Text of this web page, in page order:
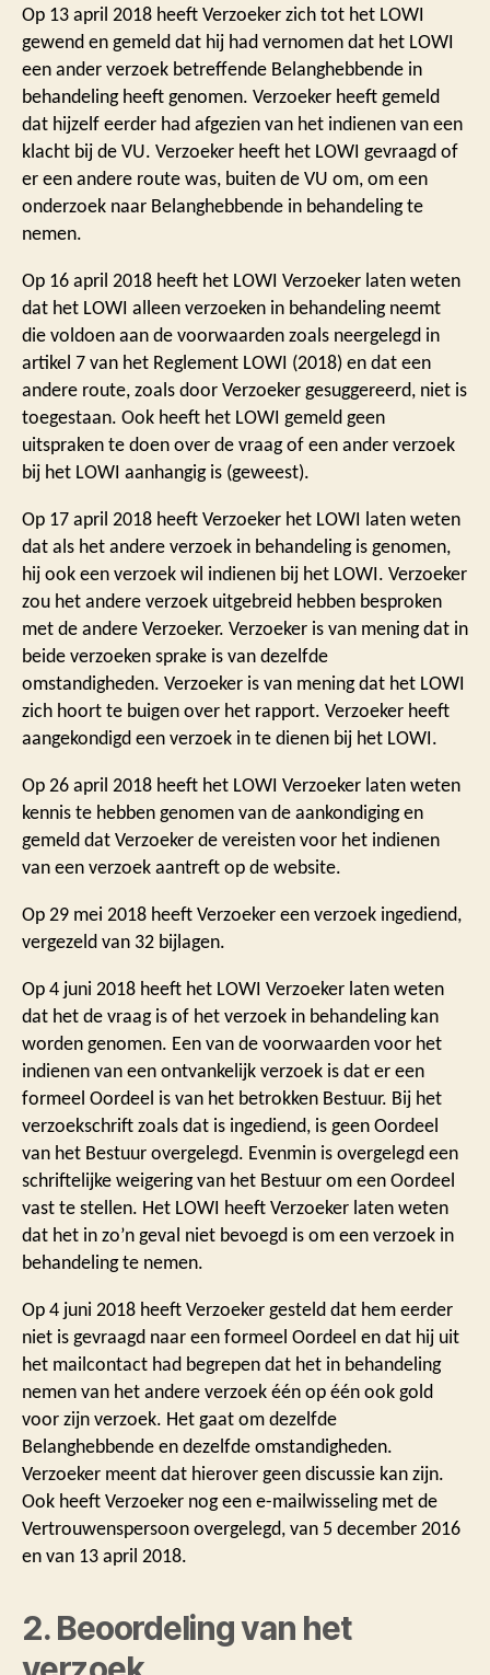
Op 13 april 2018 heeft Verzoeker zich tot het LOWI
gewend en gemeld dat hij had vernomen dat het LOWI
een ander verzoek betreffende Belanghebbende in
behandeling heeft genomen. Verzoeker heeft gemeld
dat hijzelf eerder had afgezien van het indienen van een
klacht bij de VU. Verzoeker heeft het LOWI gevraagd of
er een andere route was, buiten de VU om, om een
onderzoek naar Belanghebbende in behandeling te
nemen.
Op 16 april 2018 heeft het LOWI Verzoeker laten weten
dat het LOWI alleen verzoeken in behandeling neemt
die voldoen aan de voorwaarden zoals neergelegd in
artikel 7 van het Reglement LOWI (2018) en dat een
andere route, zoals door Verzoeker gesuggereerd, niet is
toegestaan. Ook heeft het LOWI gemeld geen
uitspraken te doen over de vraag of een ander verzoek
bij het LOWI aanhangig is (geweest).
Op 17 april 2018 heeft Verzoeker het LOWI laten weten
dat als het andere verzoek in behandeling is genomen,
hij ook een verzoek wil indienen bij het LOWI. Verzoeker
zou het andere verzoek uitgebreid hebben besproken
met de andere Verzoeker. Verzoeker is van mening dat in
beide verzoeken sprake is van dezelfde
omstandigheden. Verzoeker is van mening dat het LOWI
zich hoort te buigen over het rapport. Verzoeker heeft
aangekondigd een verzoek in te dienen bij het LOWI.
Op 26 april 2018 heeft het LOWI Verzoeker laten weten
kennis te hebben genomen van de aankondiging en
gemeld dat Verzoeker de vereisten voor het indienen
van een verzoek aantreft op de website.
Op 29 mei 2018 heeft Verzoeker een verzoek ingediend,
vergezeld van 32 bijlagen.
Op 4 juni 2018 heeft het LOWI Verzoeker laten weten
dat het de vraag is of het verzoek in behandeling kan
worden genomen. Een van de voorwaarden voor het
indienen van een ontvankelijk verzoek is dat er een
formeel Oordeel is van het betrokken Bestuur. Bij het
verzoekschrift zoals dat is ingediend, is geen Oordeel
van het Bestuur overgelegd. Evenmin is overgelegd een
schriftelijke weigering van het Bestuur om een Oordeel
vast te stellen. Het LOWI heeft Verzoeker laten weten
dat het in zo’n geval niet bevoegd is om een verzoek in
behandeling te nemen.
Op 4 juni 2018 heeft Verzoeker gesteld dat hem eerder
niet is gevraagd naar een formeel Oordeel en dat hij uit
het mailcontact had begrepen dat het in behandeling
nemen van het andere verzoek één op één ook gold
voor zijn verzoek. Het gaat om dezelfde
Belanghebbende en dezelfde omstandigheden.
Verzoeker meent dat hierover geen discussie kan zijn.
Ook heeft Verzoeker nog een e-mailwisseling met de
Vertrouwenspersoon overgelegd, van 5 december 2016
en van 13 april 2018.
2. Beoordeling van het